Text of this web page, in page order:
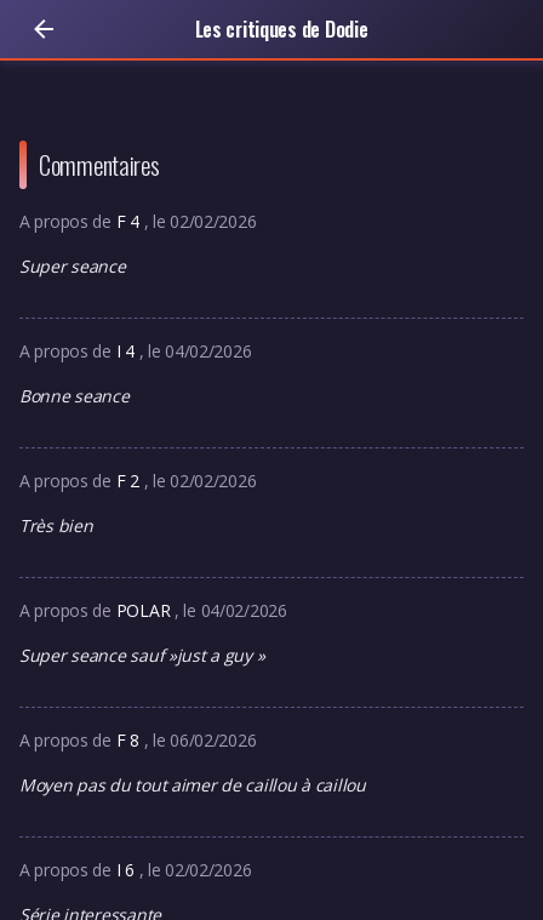
Les critiques de Dodie
Commentaires
A propos de F 4 , le 02/02/2026
Super seance
A propos de I 4 , le 04/02/2026
Bonne seance
A propos de F 2 , le 02/02/2026
Très bien
A propos de POLAR , le 04/02/2026
Super seance sauf »just a guy »
A propos de F 8 , le 06/02/2026
Moyen pas du tout aimer de caillou à caillou
A propos de I 6 , le 02/02/2026
Série interessante